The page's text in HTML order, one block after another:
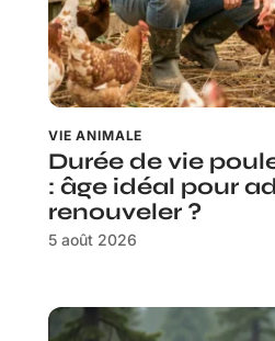
VIE ANIMALE
Durée de vie
: âge idéal pour
renouveler ?
5 août 2026